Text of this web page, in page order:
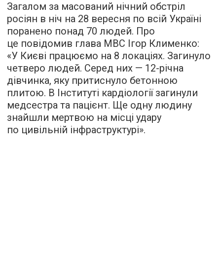
Загалом за масований нічний обстріл
росіян в ніч на 28 вересня по всій Україні
поранено понад 70 людей. Про
це повідомив глава МВС Ігор Клименко:
«У Києві працюємо на 8 локаціях. Загинуло
четверо людей. Серед них — 12-річна
дівчинка, яку притиснуло бетонною
плитою. В Інституті кардіології загинули
медсестра та пацієнт. Ще одну людину
знайшли мертвою на місці удару
по цивільній інфраструктурі».